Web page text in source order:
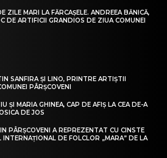
ZILE MARI LA FĂRCAȘELE. ANDREEA BĂNICĂ,
DE ARTIFICII GRANDIOS DE ZIUA COMUNEI
SANFIRA ȘI LINO, PRINTRE ARTIȘTII
PÂRȘCOVENI
ȘI MARIA GHINEA, CAP DE AFIȘ LA CEA DE-A
DE JOS
PÂRȘCOVENI A REPREZENTAT CU CINSTE
DE FOLCLOR „MARA” DE LA